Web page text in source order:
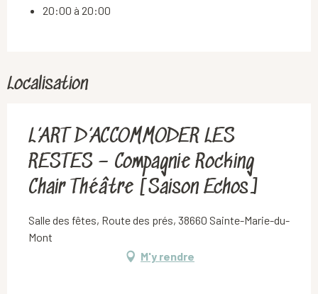
20:00 à 20:00
Localisation
L’ART D’ACCOMMODER LES
RESTES – Compagnie Rocking
Chair Théâtre [Saison Echos]
Salle des fêtes, Route des prés, 38660 Sainte-Marie-du-
Mont
M'y rendre